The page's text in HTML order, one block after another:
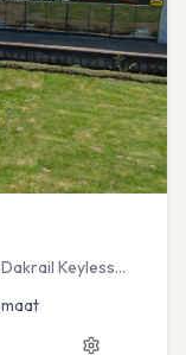
Keyless